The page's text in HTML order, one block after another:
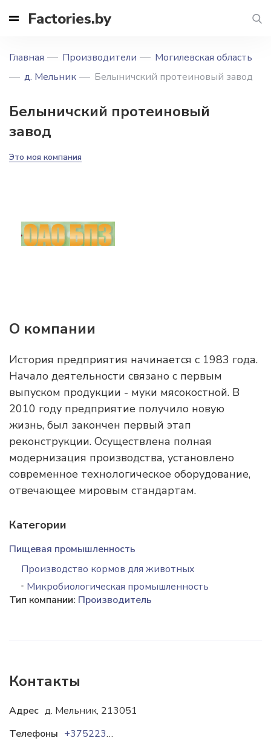
Factories.by
Главная Производители
Могилевская область
д. Мельник
Белыничский протеиновый завод
Белыничский протеиновый
завод
Это моя компания
О компании
История предприятия начинается с 1983 года.
Начало деятельности связано с первым
выпуском продукции - муки мясокостной. В
2010 году предприятие получило новую
жизнь, был закончен первый этап
реконструкции. Осуществлена полная
модернизация производства, установлено
современное технологическое оборудование,
отвечающее мировым стандартам.
Категории
Пищевая промышленность
Производство кормов для животных
Микробиологическая промышленность
Тип компании: Производитель
Контакты
Адрес д. Мельник, 213051
Телефоны
+375223271250